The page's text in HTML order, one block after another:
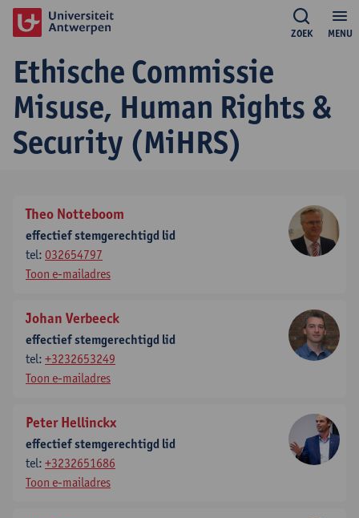
MENU
ZOEK
Ethische Commissie
Misuse, Human Rights &
Security (MiHRS)
Theo Notteboom
effectief stemgerechtigd lid
tel: 032654797
Toon e-mailadres
Johan Verbeeck
effectief stemgerechtigd lid
tel: +3232653249
Toon e-mailadres
Peter Hellinckx
effectief stemgerechtigd lid
tel: +3232651686
Toon e-mailadres